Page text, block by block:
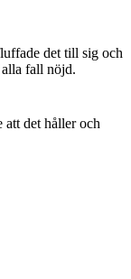
det till sig och
fall nöjd.
att det håller och